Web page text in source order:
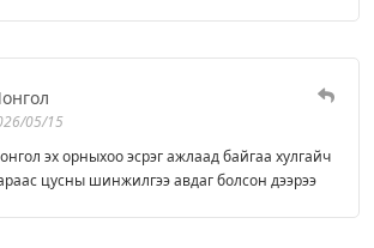
05/15
эх орныхоо эсрэг ажлаад байгаа хулгайч
цусны шинжилгээ авдаг болсон дээрээ